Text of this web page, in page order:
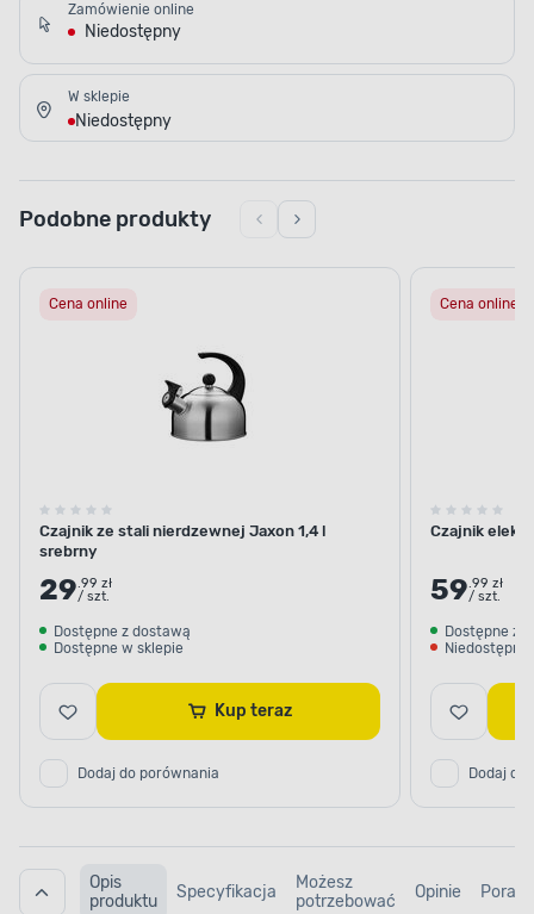
Zamówienie online
Niedostępny
W sklepie
Niedostępny
Podobne produkty
Cena online
Czajnik ze stali nierdzewnej Jaxon 1,4 l
srebrny
29.99 zł
/ szt.
Dostępne z dostawą
Dostępne w sklepie
Kup teraz
Dodaj do porównania
Cena online
Czajnik
59.99 zł
/ szt.
Dostępne z
Niedostępne
Dodaj do
Opis
produktu
Specyfikacja
Możesz
potrzebować
Opinie Porady